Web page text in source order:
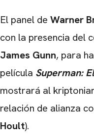
El panel de Warner
con la presencia del
James Gunn, para
película Superman:
mostrará al
relación de alianza
Hoult).